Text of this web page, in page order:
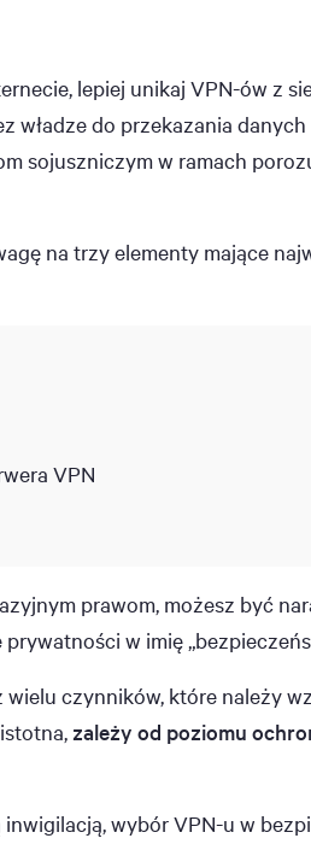
lepiej unikaj VPN-ów z
władze do przekazania
sojuszniczym w ramach
na trzy elementy mające
VPN
prawom, możesz być
w imię
czynników, które należy
zależy od poziomu
wybór VPN-u w